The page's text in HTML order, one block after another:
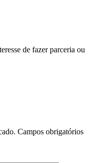
de fazer parceria ou
Campos obrigatórios